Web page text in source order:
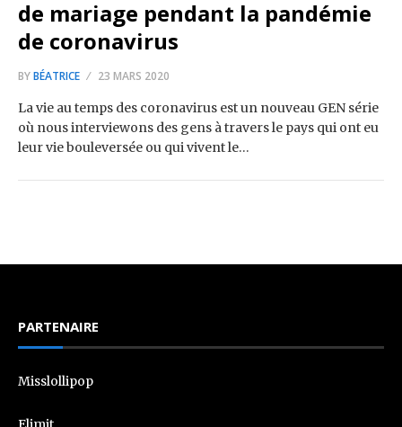
de mariage pendant la pandémie
de coronavirus
BYBÉATRICE 23 MARS 2020
La vie au temps des coronavirus est un nouveau GEN série
où nous interviewons des gens à travers le pays qui ont eu
leur vie bouleversée ou qui vivent le…
PARTENAIRE
Misslollipop